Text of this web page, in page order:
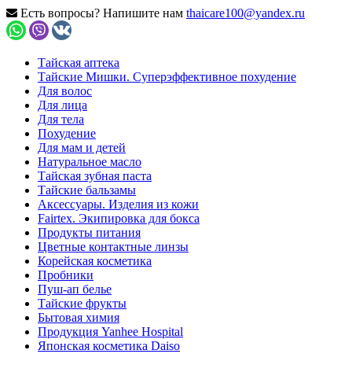
Есть вопросы? Напишите нам thaicare100@yandex.ru
Тайская аптека
Тайские Мишки. Суперэффективное похудение
Для волос
Для лица
Для тела
Похудение
Для мам и детей
Натуральное масло
Тайская зубная паста
Тайские бальзамы
Аксессуары. Изделия из кожи
Fairtex. Экипировка для бокса
Продукты питания
Цветные контактные линзы
Корейская косметика
Пробники
Пуш-ап белье
Тайские фрукты
Бытовая химия
Продукция Yanhee Hospital
Японская косметика Daiso